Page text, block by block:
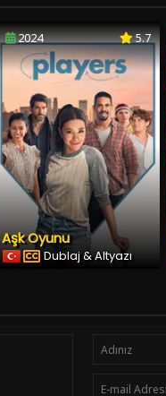
2024 5.7
Aşk Oyunu
Dublaj & Altyazı